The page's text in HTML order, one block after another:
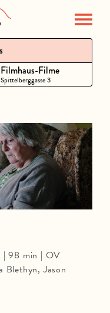
Filmhaus-Filme
Spittelberggasse 3
| 98 min | OV
Blethyn, Jason